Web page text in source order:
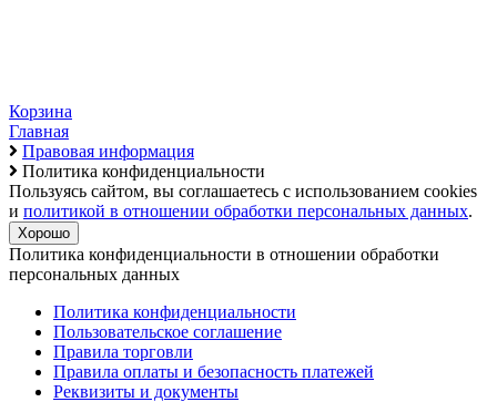
Корзина
Главная
Правовая информация
Политика конфиденциальности
Пользуясь сайтом, вы соглашаетесь с использованием cookies
и политикой в отношении обработки персональных данных.
Хорошо
Политика конфиденциальности в отношении обработки
персональных данных
Политика конфиденциальности
Пользовательское соглашение
Правила торговли
Правила оплаты и безопасность платежей
Реквизиты и документы